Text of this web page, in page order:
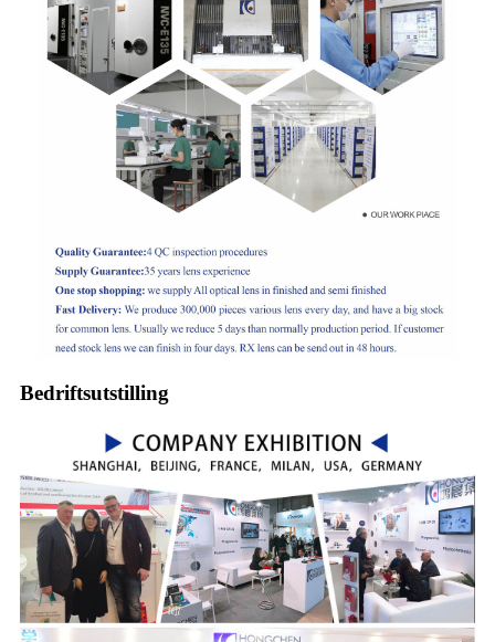
Bedriftsutstilling